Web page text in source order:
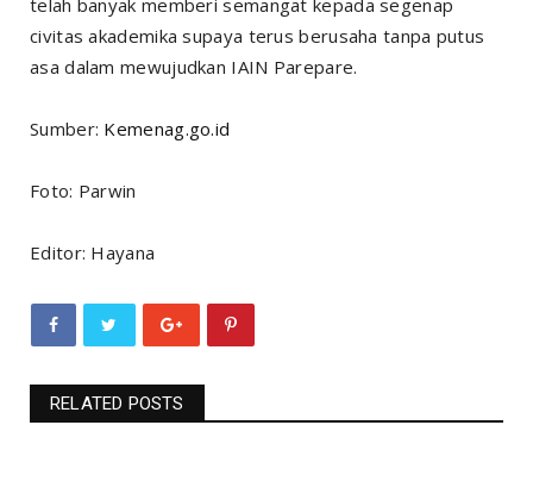
telah banyak memberi semangat kepada segenap
civitas akademika supaya terus berusaha tanpa putus
asa dalam mewujudkan IAIN Parepare.
Sumber: Kemenag.go.id
Foto: Parwin
Editor: Hayana
RELATED POSTS